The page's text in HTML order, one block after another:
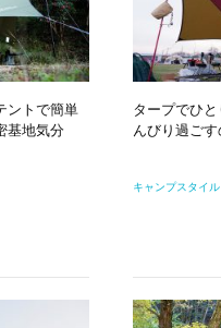
ントで簡単
基地気分
タープでひ
んびり過ご
キャンプスタイル